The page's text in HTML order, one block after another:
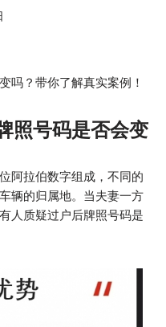
吗？带你了解真实案例！
照号码是否会变
阿拉伯数字组成，不同的
辆的归属地。当夫妻一方
人质疑过户后牌照号码是